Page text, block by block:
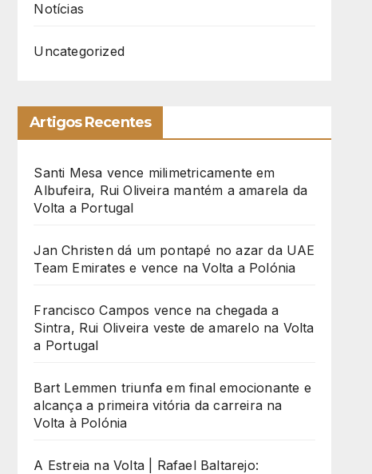
Notícias
Uncategorized
Artigos Recentes
Santi Mesa vence milimetricamente em
Albufeira, Rui Oliveira mantém a amarela da
Volta a Portugal
Jan Christen dá um pontapé no azar da UAE
Team Emirates e vence na Volta a Polónia
Francisco Campos vence na chegada a
Sintra, Rui Oliveira veste de amarelo na Volta
a Portugal
Bart Lemmen triunfa em final emocionante e
alcança a primeira vitória da carreira na
Volta à Polónia
A Estreia na Volta | Rafael Baltarejo: